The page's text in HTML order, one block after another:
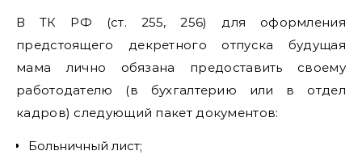
В ТК РФ (ст. 255, 256) для оформления
предстоящего декретного отпуска будущая
мама лично обязана предоставить своему
работодателю (в бухгалтерию или в отдел
кадров) следующий пакет документов:
Больничный лист;